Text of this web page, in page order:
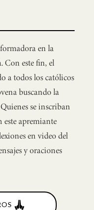
en la
Con este fin, el
a todos los católicos
buscando la
se inscriban
apremiante
en video del
y oraciones